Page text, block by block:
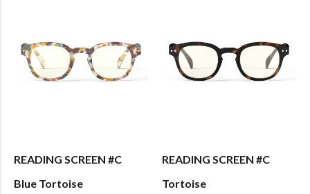
READING SCREEN #C
Blue Tortoise
READING SCREEN #C
Tortoise